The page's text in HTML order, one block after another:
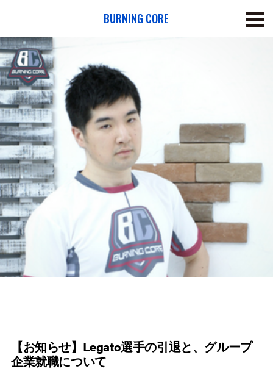
BURNING CORE
【お知らせ】Legato選手の引退と、グループ
企業就職について